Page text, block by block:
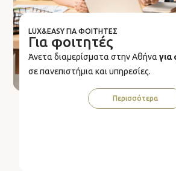
LUX&EASY ΓΙΑ ΦΟΙΤΗΤΈΣ
Για φοιτητές
Άνετα διαμερίσματα στην Αθήνα για
σε πανεπιστήμια και υπηρεσίες.
Περισσότερα